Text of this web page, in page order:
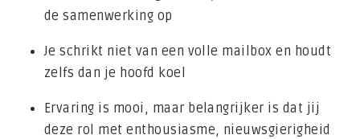
de samenwerking op
Je schrikt niet van een volle mailbox en houdt
zelfs dan je hoofd koel
Ervaring is mooi, maar belangrijker is dat jij
deze rol met enthousiasme, nieuwsgierigheid